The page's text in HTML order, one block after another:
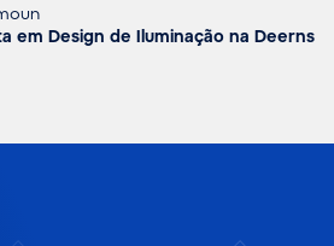
em Design de Iluminação na Deerns